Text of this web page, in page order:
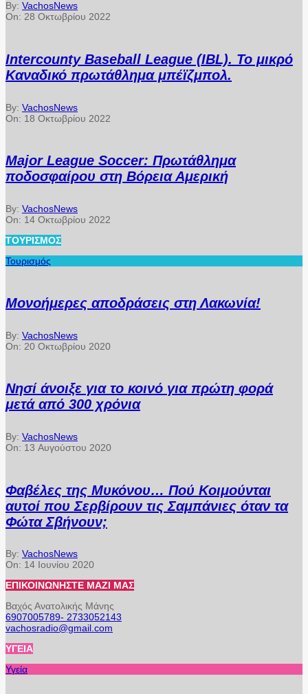
By: VachosNews
On: 28 Οκτωβρίου 2022
Intercounty Baseball League (IBL). Το μικρό
Καναδικό πρωτάθλημα μπέϊζμπολ.
By: VachosNews
On: 18 Οκτωβρίου 2022
Major League Soccer: Πρωτάθλημα
ποδοσφαίρου στη Βόρεια Αμερική
By: VachosNews
On: 14 Οκτωβρίου 2022
ΤΟΥΡΙΣΜΌΣ
Τουρισμός
Μονοήμερες αποδράσεις στη Λακωνία!
By: VachosNews
On: 20 Οκτωβρίου 2020
Νησί άνοιξε για το κοινό για πρώτη φορά
μετά από 300 χρόνια
By: VachosNews
On: 13 Αυγούστου 2020
Φαβέλες της Μυκόνου… Πού Κοιμούνται
αυτοί που Σερβίρουν τις Σαμπάνιες όταν τα
Φώτα Σβήνουν;
By: VachosNews
On: 14 Ιουνίου 2020
ΕΠΙΚΟΙΝΩΝΉΣΤΕ ΜΑΖΊ ΜΑΣ
Βαχός Ανατολικής Μάνης
6907005789- 2733052143
vachosradio@gmail.com
ΥΓΕΊΑ
Υγεία